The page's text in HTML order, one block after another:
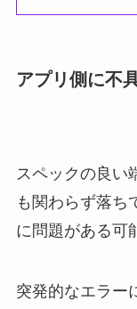
アプリ側に不
スペックの良い
も関わらず落ち
に問題がある可
突発的なエラー